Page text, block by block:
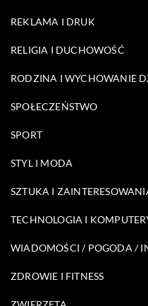
REKLAMA I DRUK
RELIGIA I DUCHOWOŚĆ
RODZINA I WYCHOWANIE
SPOŁECZEŃSTWO
SPORT
STYL I MODA
SZTUKA I
TECHNOLOGIA I
WIADOMOŚCI / POGODA /
ZDROWIE I FITNESS